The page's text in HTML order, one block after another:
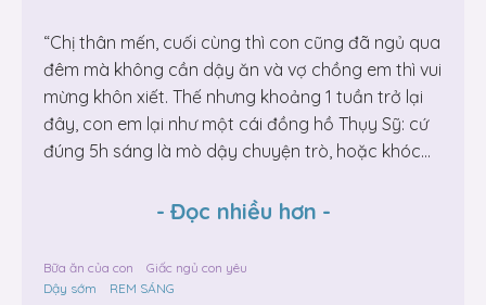
“Chị thân mến, cuối cùng thì con cũng đã ngủ qua
đêm mà không cần dậy ăn và vợ chồng em thì vui
mừng khôn xiết. Thế nhưng khoảng 1 tuần trở lại
đây, con em lại như một cái đồng hồ Thụy Sỹ: cứ
đúng 5h sáng là mò dậy chuyện trò, hoặc khóc...
- Đọc nhiều hơn -
Bữa ăn của con
Giấc ngủ con yêu
Dậy sớm
REM SÁNG